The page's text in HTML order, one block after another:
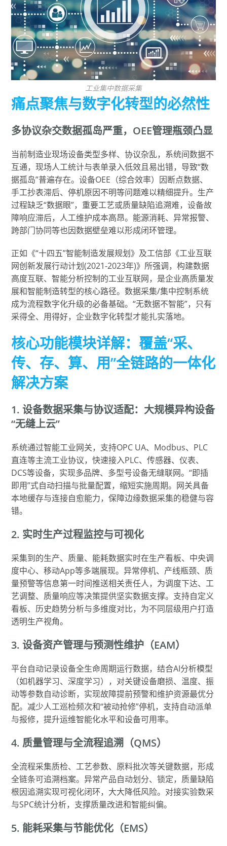
工业集中数据采集
痛点聚焦与数字化转型的必然性
多协议杂交数据孤岛严重，OEE管理瓶颈凸显
当前制造业现场设备类型多样、协议杂乱，系统间数据不
互通，现场人工统计与表单录入低效且易出错，导致“数
据孤岛”普遍存在。设备OEE（综合效率）因断点数据、
手工抄表滞后、停机原因不明等问题难以精细提升。生产
过程缺乏“数据眼”，重要工艺或质量缺陷追溯难，设备故
障响应滞后，人工维护成本高昂。能源消耗、异常报警、
跨部门协同等也因数据壁垒难以形成闭环管理。
正如《“十四五”智能制造发展规划》及工信部《工业互联
网创新发展行动计划(2021-2023年)》所强调，构建数据
高度互联、智能分析控制的工业互联网，是企业高质量发
展和智能制造转型的核心路径。数据采集/集中控制系统
成为流程数字化升级的必备基础。“无数据不智能”，只有
采得全、用得好，企业数字化转型才能扎实落地。
核心功能模块详解：覆盖“采、
传、存、算、用”全链路的一体化
解决方案
1. 设备数据采集与协议适配：大规模异构设备
“无缝上云”
系统通过智能工业网关，支持OPC UA、Modbus、PLC
直连等主流工业协议，快速接入PLC、传感器、仪表、
DCS等设备，实现多品牌、多型号设备无缝联网。“即插
即用”式自动扫描与批量配置，缩短实施周期。网关具备
本地缓存与连接自愈能力，保障边缘数据采集的稳健与容
错。
2. 实时生产过程监控与可视化
采集到的生产、质量、能耗数据实时在生产看板、中央调
度中心、移动App等多端展现。异常停机、产线瓶颈、质
量预警等信息第一时间推送相关责任人，为调度下达、工
艺调整、质量响应等决策提供坚实数据支撑。支持自定义
看板、历史趋势分析与多维度对比，为不同层级用户打造
透明生产视角。
3. 设备资产管理与预测性维护（EAM）
平台自动记录设备全生命周期运行数据，结合AI分析模型
（如机器学习、深度学习），对关键设备磨损、温度、振
动等参数自动诊断，实现故障提前预警和维护资源最优分
配。减少人工巡检频次和“被动抢修”停机，支持自动派单
与报修，提升运维智能化水平和设备可用率。
4. 质量管理与全流程追溯（QMS）
全流程采集质检、工艺参数、原料批次等关键数据，形成
全链条可追溯档案。异常产品自动划分、锁定，质量缺陷
根因追溯实现可视化闭环，大大降低风险。对接实验数采
与SPC统计分析，支撑质量改进和智能纠偏。
5. 能耗采集与节能优化（EMS）